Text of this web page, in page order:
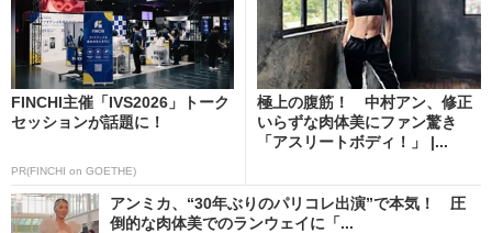
FINCHI主催「IVS2026」トーク
セッションが話題に！
PR(FINCHI on GOETHE)
極上の腹筋！ 中村アン、修正
いらずな肉体美にファン驚き
「アスリートボディ！」 |...
アンミカ、“30年ぶりのパリコレ出演”で本気！ 圧
倒的な肉体美でのランウェイに「...